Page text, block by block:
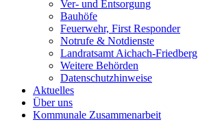
Ver- und Entsorgung
Bauhöfe
Feuerwehr, First Responder
Notrufe & Notdienste
Landratsamt Aichach-Friedberg
Weitere Behörden
Datenschutzhinweise
Aktuelles
Über uns
Kommunale Zusammenarbeit